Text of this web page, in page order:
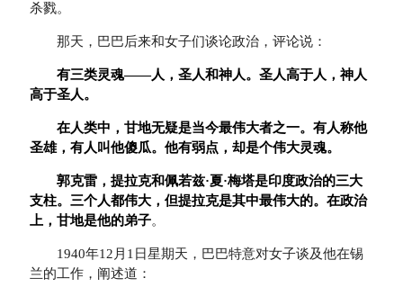
杀戮。
那天，巴巴后来和女子们谈论政治，评论说：
有三类灵魂——人，圣人和神人。圣人高于人，神人
高于圣人。
在人类中，甘地无疑是当今最伟大者之一。有人称他
圣雄，有人叫他傻瓜。他有弱点，却是个伟大灵魂。
郭克雷，提拉克和佩若兹·夏·梅塔是印度政治的三大
支柱。三个人都伟大，但提拉克是其中最伟大的。在政治
上，甘地是他的弟子。
1940年12月1日星期天，巴巴特意对女子谈及他在锡
兰的工作，阐述道：